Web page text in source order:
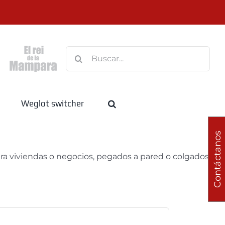
Weglot switcher
viviendas o negocios, pegados a pared o colgados en
Contáctanos